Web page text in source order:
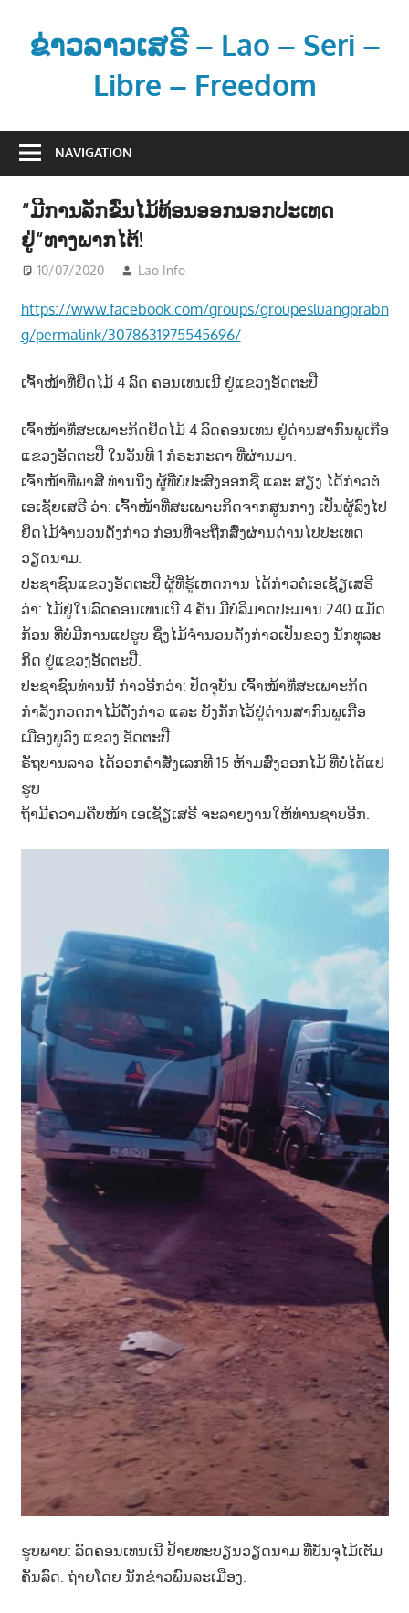
contentຂ່າວລາວເສຣີ – Lao – Seri –
Libre – Freedom
າ
ະ
ຂໍ້
ນ
ຂ່
ວ
າ
ນ
NAVIGATION
“ມີການລັກຂົ່ນໄມ້ທ້ອນອອກນອກປະເທດ
ຢູ່“ທາງພາກໄຕ້!
10/07/2020 Lao Info
https://www.facebook.com/groups/groupesluangprabn
g/permalink/3078631975545696/
ເຈົ້າ​ໜ້າ​ທີ່​ຢຶດ​ໄມ້ 4 ລົດ ຄອນ​ເທນ​ເນີ ຢູ່​ແຂວງ​ອັດ​ຕະ​ປື
ເຈົ້າ​ໜ້າ​ທີ່​ສະ​ເພາະ​ກິດຢຶດ​ໄມ້ 4 ລົດ​ຄອນ​ເທນ ຢູ່​ດ່ານສາ​ກົນ​ພູ​ເກືອ
ແຂວງ​ອັດ​ຕະ​ປື ໃນ​ວັນ​ທີ 1 ກໍ​ຣະ​ກະ​ດາ ທີ່​ຜ່ານ​ມາ.
ເຈົ້າ​ໜ້າ​ທີ່​ພາ​ສີ ທ່ານ​ນຶ່ງ ຜູ້​ທີ່ບໍ່​ປະ​ສົງ​ອອກ​ຊື່ ແລະ ສຽງ ໄດ້​ກ່າວ​ຕໍ່​
ເອ​ເຊັຍ​ເສ​ຣີ ວ່າ: ເຈົ້າ​ໜ້າ​ທີ່​ສະ​ເພາະ​ກິດ​ຈາກສູນ​ກາງ ເປັນ​ຜູ້​ລົງ​ໄປ​
ຢຶດໄມ້​ຈຳ​ນວນ​ດັ່ງ​ກ່າວ ກ່ອນ​ທີ່​ຈະ​ຖືກ​ສົ່ງ​ຜ່ານ​ດ່ານ​ໄປ​ປະ​ເທດ​
ວຽດ​ນາມ.
ປະ​ຊາ​ຊົນແຂວງ​ອັດ​ຕະ​ປື ຜູ້​ທີ່​ຮູ້​ເຫດ​ການ ໄດ້​ກ່າ​ວ​ຕໍ່​ເອ​ເຊັຽ​ເສ​ຣີ
ວ່າ: ​ໄມ້ຢູ່​ໃນລົດ​ຄອນ​ເທນ​ເນີ 4 ຄັນ ມີ​ບໍ​ລິ​ມາດປະ​ມານ 240 ແມັດ​
ກ້ອນ ທີ່ບໍ່​ມີ​ການ​ແປ​ຮູບ ຊຶ່ງໄມ້​ຈຳ​ນວນ​ດັ່ງ​ກ່າວ​ເປັນ​ຂອງ ນັກ​ທຸ​ລະ​
ກິດ ຢູ່​ແຂວງ​ອັດ​ຕະ​ປື.
ປະ​ຊາ​ຊົນ​ທ່ານນີ້ ກ່າວ​ອີກວ່າ: ປັດ​ຈຸ​ບັນ ເຈົ້າ​ໜ້າທີ່​ສະ​ເພາະ​ກິດ ​
ກຳ​ລັງ​ກວດ​ກາ​ໄມ້​ດັ່ງ​ກ່າວ ແລະ ຍັງກັກ​ໄວ້​ຢູ່​ດ່ານ​ສາ​ກົນພູ​ເກືອ
ເມືອງ​ພູວົງ ແຂວງ ອັດ​ຕະ​ປື.
ຣັ​ຖ​ບານລາວ ໄດ້​ອອກຄຳ​ສັ່ງ​ເລກ​ທີ 15 ຫ້າມ​ສົ່ງ​ອອກ​ໄມ້ ທີ່ບໍ່​ໄດ້​ແປ​
ຮູບ
ຖ້າ​ມີຄວາມ​ຄືບ​ໜ້າ ເອ​ເຊັຽ​ເສ​ຣີ ຈະລາຍ​ງານໃຫ້​ທ່ານຊາບ​ອີກ.
ຮູບພາບ: ລົດ​ຄອນ​ເທນ​ເນີ ປ້າຍ​ທະ​ບຽນ​ວຽດ​ນາມ ທີ່​ບັນຈຸ​ໄມ້​ເຕັມ​
ຄັນ​ລົດ. ຖ່າຍ​ໂດຍ ນັກ​ຂ່າວ​ພົນ​ລະ​ເມືອງ.